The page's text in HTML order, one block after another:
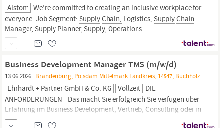
Alstom We’re committed to creating an inclusive workplace for
everyone. Job Segment: SupplyChain, Logistics, SupplyChain
Manager, Supply Planner, Supply, Operations
Business Development Manager TMS (m/w/d)
13.06.2026 Brandenburg, Potsdam Mittelmark Landkreis, 14547, Buchholz
Ehrhardt + Partner GmbH & Co. KG Vollzeit DIE
ANFORDERUNGEN - Das macht Sie erfolgreich Sie verfügen über
Erfahrung im Business Development, Vertrieb, Consulting oder in
einer vergleichbaren kundenorientierten Rolle, idealerweise im